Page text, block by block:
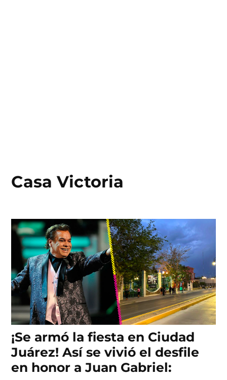
Skip Casa Victoria
¡Se armó la fiesta en Ciudad
Juárez! Así se vivió el desfile
en honor a Juan Gabriel: